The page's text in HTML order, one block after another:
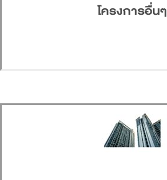
โครงการอื่นๆ